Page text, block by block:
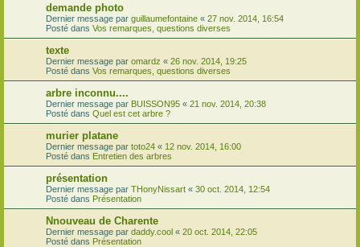
demande photo
Dernier message par guillaumefontaine « 27 nov. 2014, 16:54
Posté dans Vos remarques, questions diverses
texte
Dernier message par omardz « 26 nov. 2014, 19:25
Posté dans Vos remarques, questions diverses
arbre inconnu....
Dernier message par BUISSON95 « 21 nov. 2014, 20:38
Posté dans Quel est cet arbre ?
murier platane
Dernier message par toto24 « 12 nov. 2014, 16:00
Posté dans Entretien des arbres
présentation
Dernier message par THonyNissart « 30 oct. 2014, 12:54
Posté dans Présentation
Nnouveau de Charente
Dernier message par daddy.cool « 20 oct. 2014, 22:05
Posté dans Présentation